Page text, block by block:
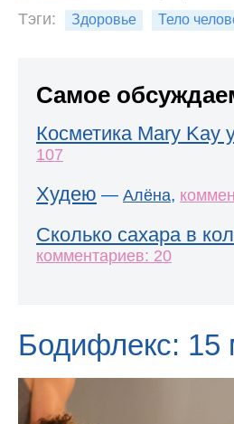
Тэги: Здоровье Тело
Самое
Косметика Mary Kay
107
Худею — Алёна,
Сколько сахара в
комментариев: 20
Бодифлекс: 15